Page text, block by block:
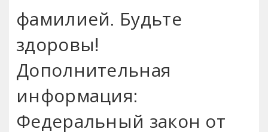
фамилией. Будьте
здоровы!
Дополнительная
информация:
Федеральный закон от